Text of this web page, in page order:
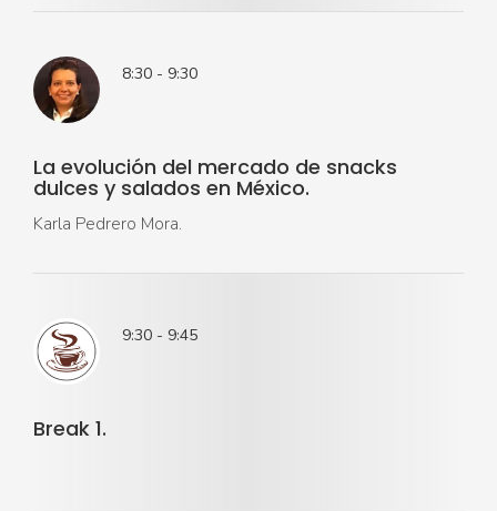
8:30 - 9:30
La evolución del mercado de snacks
dulces y salados en México.
Karla Pedrero Mora.
9:30 - 9:45
Break 1.